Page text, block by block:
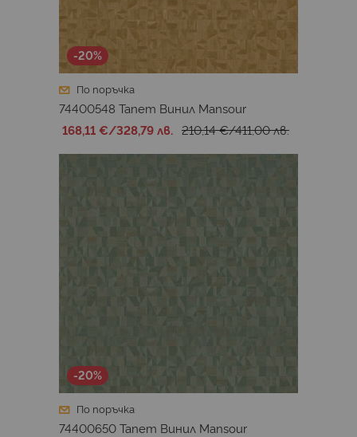
-20%
По поръчка
74400548 Тапет Винил Mansour
168,11 €/328,79 лв. 210,14 €/411,00 лв.
-20%
По поръчка
74400650 Тапет Винил Mansour